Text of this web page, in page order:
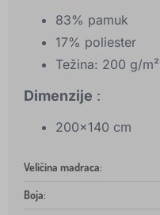
83% pamuk
17% poliester
Težina: 200 g/m²
Dimenzije :
200x140 cm
Veličina madraca:
Boja: